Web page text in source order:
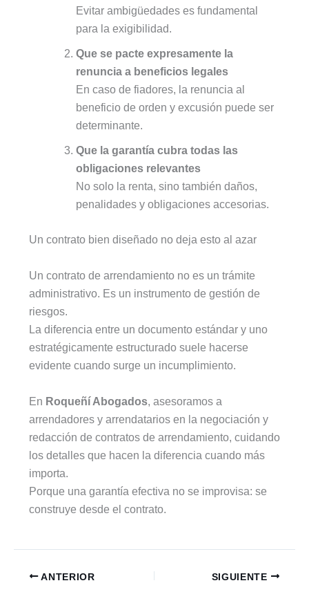
Evitar ambigüedades es fundamental
para la exigibilidad.
Que se pacte expresamente la
renuncia a beneficios legales
En caso de fiadores, la renuncia al
beneficio de orden y excusión puede ser
determinante.
Que la garantía cubra todas las
obligaciones relevantes
No solo la renta, sino también daños,
penalidades y obligaciones accesorias.
Un contrato bien diseñado no deja esto al azar
Un contrato de arrendamiento no es un trámite
administrativo. Es un instrumento de gestión de
riesgos.
La diferencia entre un documento estándar y uno
estratégicamente estructurado suele hacerse
evidente cuando surge un incumplimiento.
En Roqueñí Abogados, asesoramos a
arrendadores y arrendatarios en la negociación y
redacción de contratos de arrendamiento, cuidando
los detalles que hacen la diferencia cuando más
importa.
Porque una garantía efectiva no se improvisa: se
construye desde el contrato.
ANTERIOR SIGUIENTE